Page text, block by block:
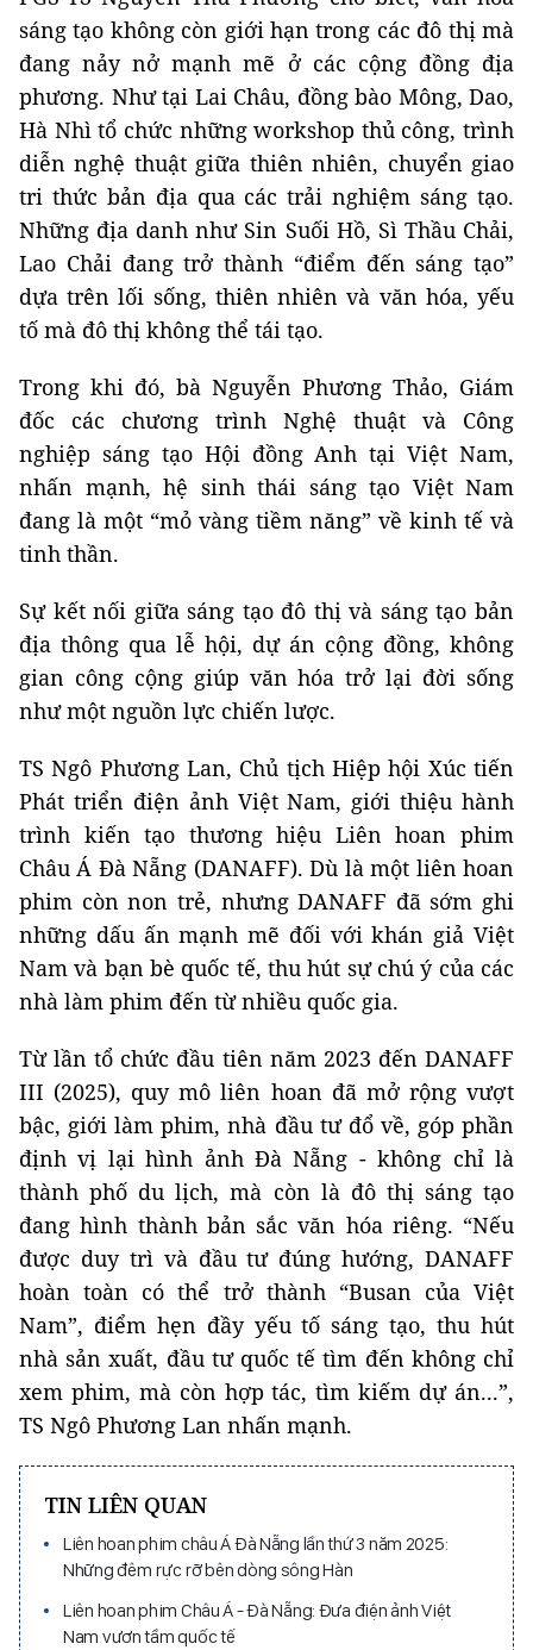
sáng tạo không còn giới hạn trong các đô thị mà
đang nảy nở mạnh mẽ ở các cộng đồng địa
phương. Như tại Lai Châu, đồng bào Mông, Dao,
Hà Nhì tổ chức những workshop thủ công, trình
diễn nghệ thuật giữa thiên nhiên, chuyển giao
tri thức bản địa qua các trải nghiệm sáng tạo.
Những địa danh như Sin Suối Hồ, Sì Thầu Chải,
Lao Chải đang trở thành “điểm đến sáng tạo”
dựa trên lối sống, thiên nhiên và văn hóa, yếu
tố mà đô thị không thể tái tạo.
Trong khi đó, bà Nguyễn Phương Thảo, Giám
đốc các chương trình Nghệ thuật và Công
nghiệp sáng tạo Hội đồng Anh tại Việt Nam,
nhấn mạnh, hệ sinh thái sáng tạo Việt Nam
đang là một “mỏ vàng tiềm năng” về kinh tế và
tinh thần.
Sự kết nối giữa sáng tạo đô thị và sáng tạo bản
địa thông qua lễ hội, dự án cộng đồng, không
gian công cộng giúp văn hóa trở lại đời sống
như một nguồn lực chiến lược.
TS Ngô Phương Lan, Chủ tịch Hiệp hội Xúc tiến
Phát triển điện ảnh Việt Nam, giới thiệu hành
trình kiến tạo thương hiệu Liên hoan phim
Châu Á Đà Nẵng (DANAFF). Dù là một liên hoan
phim còn non trẻ, nhưng DANAFF đã sớm ghi
những dấu ấn mạnh mẽ đối với khán giả Việt
Nam và bạn bè quốc tế, thu hút sự chú ý của các
nhà làm phim đến từ nhiều quốc gia.
Từ lần tổ chức đầu tiên năm 2023 đến DANAFF
III (2025), quy mô liên hoan đã mở rộng vượt
bậc, giới làm phim, nhà đầu tư đổ về, góp phần
định vị lại hình ảnh Đà Nẵng - không chỉ là
thành phố du lịch, mà còn là đô thị sáng tạo
đang hình thành bản sắc văn hóa riêng. “Nếu
được duy trì và đầu tư đúng hướng, DANAFF
hoàn toàn có thể trở thành “Busan của Việt
Nam”, điểm hẹn đầy yếu tố sáng tạo, thu hút
nhà sản xuất, đầu tư quốc tế tìm đến không chỉ
xem phim, mà còn hợp tác, tìm kiếm dự án...”,
TS Ngô Phương Lan nhấn mạnh.
TIN LIÊN QUAN
Liên hoan phim châu Á Đà Nẵng lần thứ 3 năm 2025:
Những đêm rực rỡ bên dòng sông Hàn
Liên hoan phim Châu Á - Đà Nẵng: Đưa điện ảnh Việt
Nam vươn tầm quốc tế